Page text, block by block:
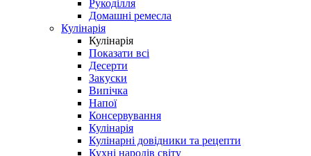
Рукоділля
Домашні ремесла
Кулінарія
Кулінарія
Показати всі
Десерти
Закуски
Випічка
Напої
Консервування
Кулінарія
Кулінарні довідники та рецепти
Кухні народів світу